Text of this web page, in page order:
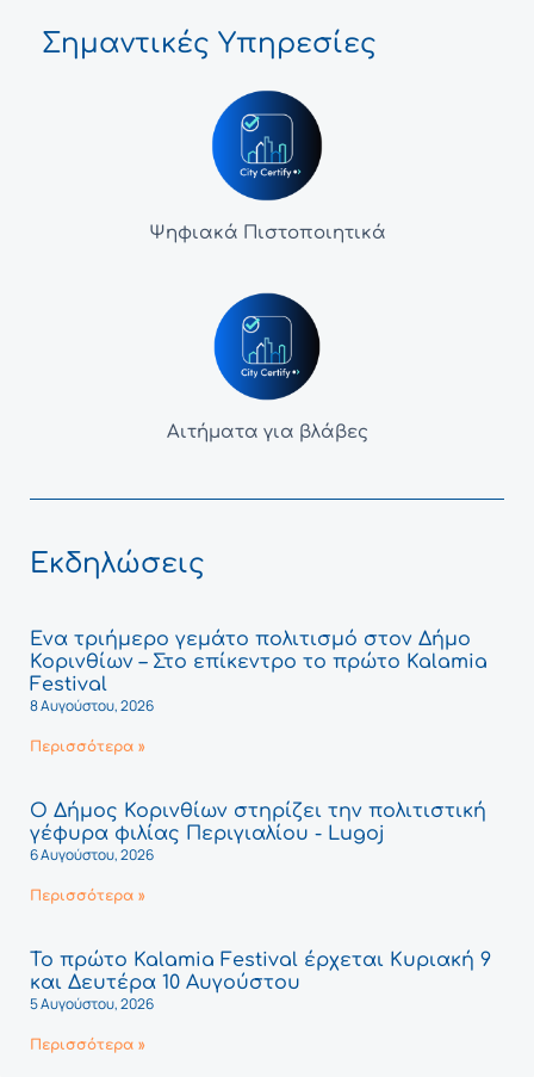
Σημαντικές Υπηρεσίες
Ψηφιακά Πιστοποιητικά
Αιτήματα για βλάβες
Εκδηλώσεις
Ένα τριήμερο γεμάτο πολιτισμό στον Δήμο
Κορινθίων – Στο επίκεντρο το πρώτο Kalamia
Festival
8 Αυγούστου, 2026
Περισσότερα »
Ο Δήμος Κορινθίων στηρίζει την πολιτιστική
γέφυρα φιλίας Περιγιαλίου - Lugoj
6 Αυγούστου, 2026
Περισσότερα »
Το πρώτο Kalamia Festival έρχεται Κυριακή 9
και Δευτέρα 10 Αυγούστου
5 Αυγούστου, 2026
Περισσότερα »